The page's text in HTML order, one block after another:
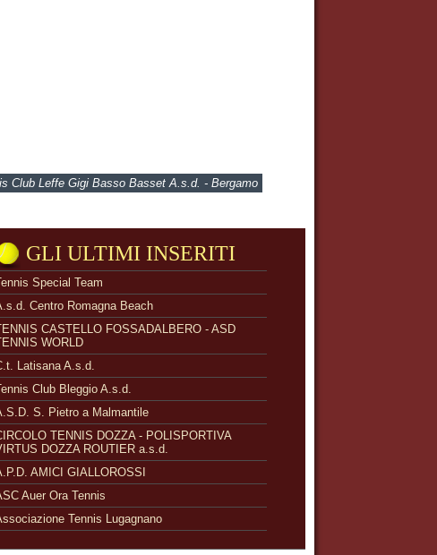
Club Leffe Gigi Basso Basset A.s.d. - Bergamo
GLI ULTIMI INSERITI
Special Team
Centro Romagna Beach
CASTELLO FOSSADALBERO - ASD
WORLD
Latisana A.s.d.
Club Bleggio A.s.d.
S. Pietro a Malmantile
TENNIS DOZZA - POLISPORTIVA
DOZZA ROUTIER a.s.d.
AMICI GIALLOROSSI
Auer Ora Tennis
Tennis Lugagnano